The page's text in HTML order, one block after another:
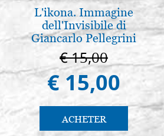
L'ikona. Immagine
dell'Invisibile di
Giancarlo Pellegrini
€ 15,00
€ 15,00
ACHETER